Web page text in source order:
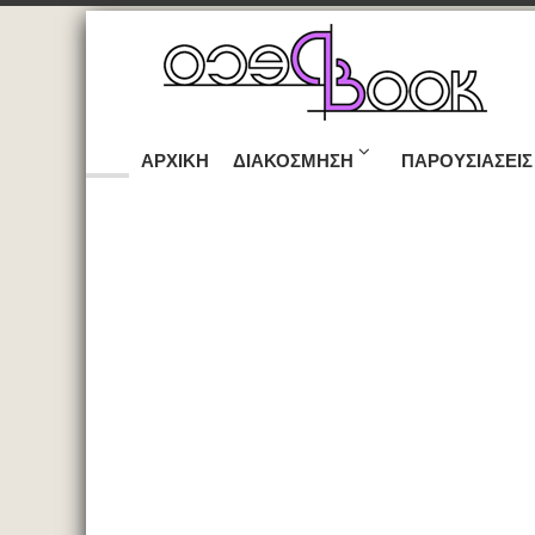
ΑΡΧΙΚΉ ΔΙΑΚΌΣΜΗΣΗ ΠΑΡΟΥΣΙΆΣΕΙΣ